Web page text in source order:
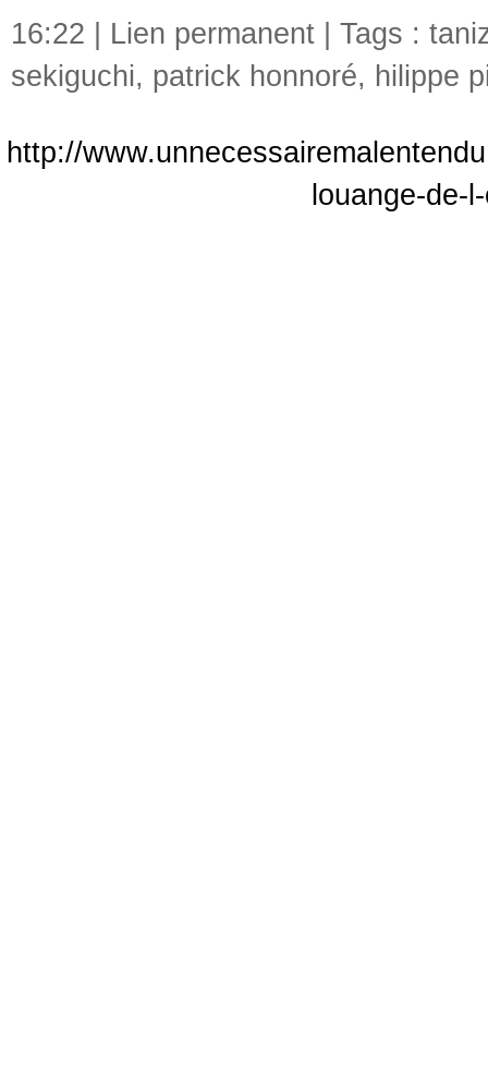
16:22 | Lien permanent | Tags :
sekiguchi, patrick honnoré, hilippe
http://
louange-de-